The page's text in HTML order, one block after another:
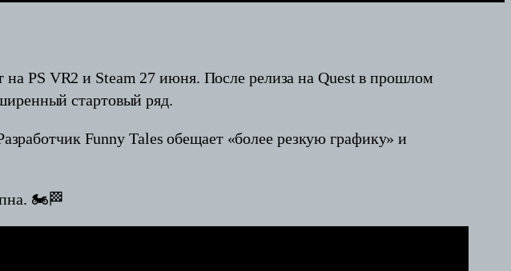
PS VR2 и Steam 27 июня. После релиза на Quest в прошлом
стартовый ряд.
Funny Tales обещает «более резкую графику» и
🏍🏁